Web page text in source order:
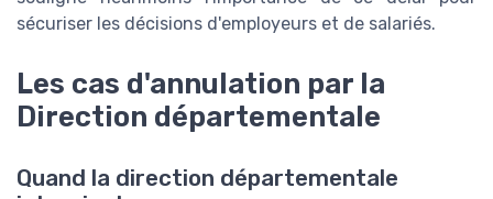
sécuriser les décisions d'employeurs et de salariés.
Les cas d'annulation par la
Direction départementale
Quand la direction départementale